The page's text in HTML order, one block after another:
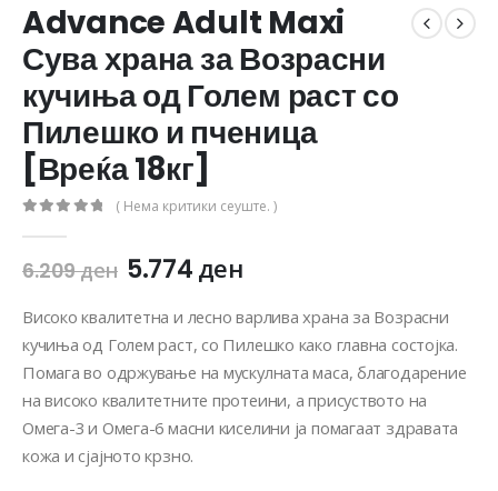
Advance Adult Maxi
Сува храна за Возрасни
кучиња од Голем раст со
Пилешко и пченица
[Вреќа 18кг]
( Нема критики сеуште. )
6.209ден 5.774ден
Високо квалитетна и лесно варлива храна за Возрасни
кучиња од Голем раст, со Пилешко како главна состојка.
Помага во одржување на мускулната маса, благодарение
на високо квалитетните протеини, а присуството на
Омега-3 и Омега-6 масни киселини ја помагаат здравата
кожа и сјајното крзно.